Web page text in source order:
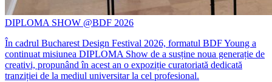
DIPLOMA SHOW @BDF 2026
În cadrul Bucharest Design Festival 2026, formatul BDF Young a
continuat misiunea DIPLOMA Show de a susține noua generație de
creativi, propunând în acest an o expoziție curatoriată dedicată
tranziției de la mediul universitar la cel profesional.